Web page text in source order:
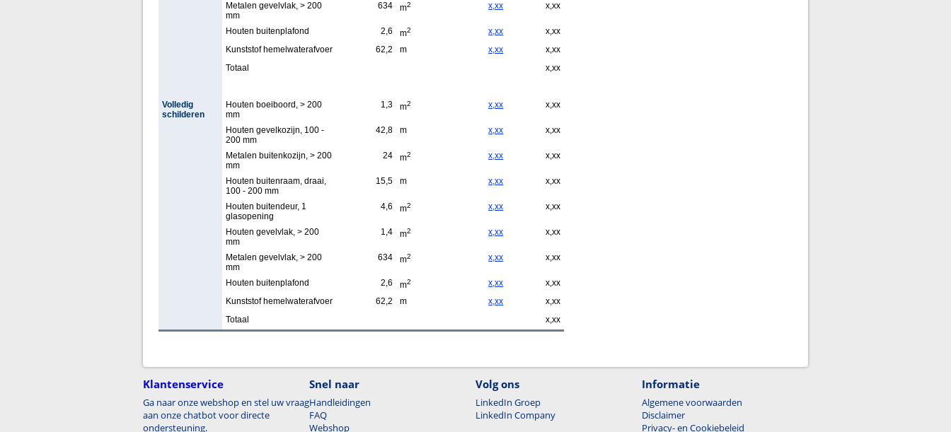
Metalen gevelvlak, > 200
mm
634 m2 x,xx x,xx
Houten buitenplafond 2,6 m2 x,xx
x,xx
Kunststof hemelwaterafvoer
62,2 m x,xx
x,xx
Totaal
x,xx
Volledig
schilderen
Houten boeiboord, > 200
mm
1,3 m2 x,xx x,xx
Houten gevelkozijn, 100 -
200 mm
42,8 m x,xx x,xx
Metalen buitenkozijn, > 200
mm
24 m2 x,xx x,xx
Houten buitenraam, draai,
100 - 200 mm
15,5 m x,xx x,xx
Houten buitendeur, 1
glasopening
4,6 m2 x,xx x,xx
Houten gevelvlak, > 200
mm
1,4 m2 x,xx x,xx
Metalen gevelvlak, > 200
mm
634 m2 x,xx x,xx
Houten buitenplafond 2,6 m2 x,xx
x,xx
Kunststof hemelwaterafvoer
62,2 m x,xx
x,xx
Totaal
x,xx
Klantenservice
Ga naar onze webshop en stel uw vraag
aan onze chatbot voor directe
ondersteuning.
Snel naar
Handleidingen
FAQ
Webshop
Volg ons
LinkedIn Groep
LinkedIn Company
Informatie
Algemene voorwaarden
Disclaimer
Privacy- en Cookiebeleid